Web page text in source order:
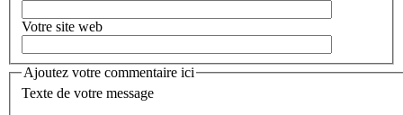
Votre site web
Ajoutez votre commentaire ici
Texte de votre message